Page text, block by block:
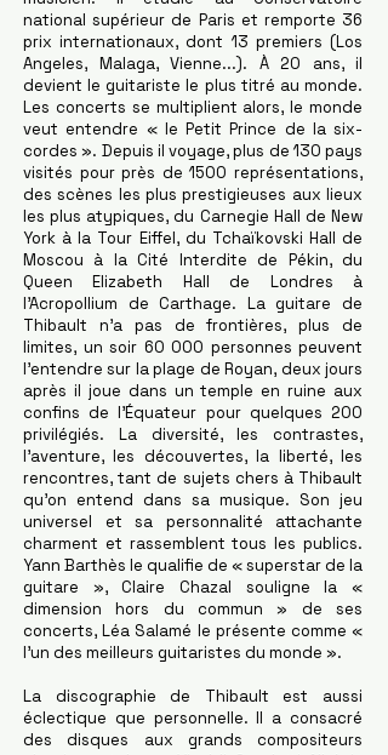
national supérieur de Paris et remporte 36
prix internationaux, dont 13 premiers (Los
Angeles, Malaga, Vienne...). À 20 ans, il
devient le guitariste le plus titré au monde.
Les concerts se multiplient alors, le monde
veut entendre « le Petit Prince de la six-
cordes ». Depuis il voyage, plus de 130 pays
visités pour près de 1500 représentations,
des scènes les plus prestigieuses aux lieux
les plus atypiques, du Carnegie Hall de New
York à la Tour Eiffel, du Tchaïkovski Hall de
Moscou à la Cité Interdite de Pékin, du
Queen Elizabeth Hall de Londres à
l'Acropollium de Carthage. La guitare de
Thibault n'a pas de frontières, plus de
limites, un soir 60 000 personnes peuvent
l'entendre sur la plage de Royan, deux jours
après il joue dans un temple en ruine aux
confins de l'Équateur pour quelques 200
privilégiés. La diversité, les contrastes,
l'aventure, les découvertes, la liberté, les
rencontres, tant de sujets chers à Thibault
qu'on entend dans sa musique. Son jeu
universel et sa personnalité attachante
charment et rassemblent tous les publics.
Yann Barthès le qualifie de « superstar de la
guitare », Claire Chazal souligne la «
dimension hors du commun » de ses
concerts, Léa Salamé le présente comme «
l'un des meilleurs guitaristes du monde ».
La discographie de Thibault est aussi
éclectique que personnelle. Il a consacré
des disques aux grands compositeurs